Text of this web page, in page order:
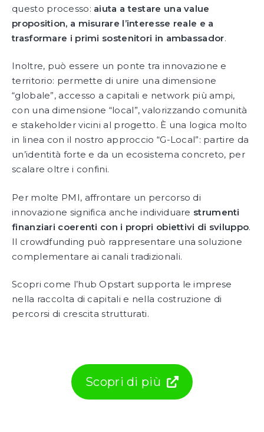
questo processo: aiuta a testare una value
proposition, a misurare l’interesse reale e a
trasformare i primi sostenitori in ambassador.
Inoltre, può essere un ponte tra innovazione e
territorio: permette di unire una dimensione
“globale”, accesso a capitali e network più ampi,
con una dimensione “local”, valorizzando comunità
e stakeholder vicini al progetto. È una logica molto
in linea con il nostro approccio “G-Local”: partire da
un’identità forte e da un ecosistema concreto, per
scalare oltre i confini.
Per molte PMI, affrontare un percorso di
innovazione significa anche individuare strumenti
finanziari coerenti con i propri obiettivi di sviluppo.
Il crowdfunding può rappresentare una soluzione
complementare ai canali tradizionali.
Scopri come l’hub Opstart supporta le imprese
nella raccolta di capitali e nella costruzione di
percorsi di crescita strutturati.
Scopri di più